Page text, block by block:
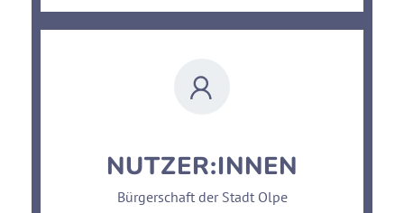
NUTZER:INNEN
Bürgerschaft der Stadt Olpe